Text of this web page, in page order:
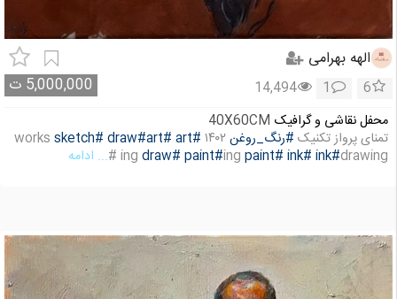
الهه بهرامی
5,000,000 ت 6
1
14,494
محفل نقاشی و گرافیک 40X60CM
تمنای پرواز تکنیک #رنگ_روغن #art
#art
works #sketch
#draw
ing
#draw #painting #paint #ink #inkdrawing # ... ادامه